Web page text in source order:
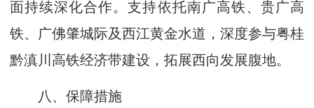
面持续深化合作。支持依托南广高铁、贵广高
铁、广佛肇城际及西江黄金水道，深度参与粤桂
黔滇川高铁经济带建设，拓展西向发展腹地。
八、保障措施